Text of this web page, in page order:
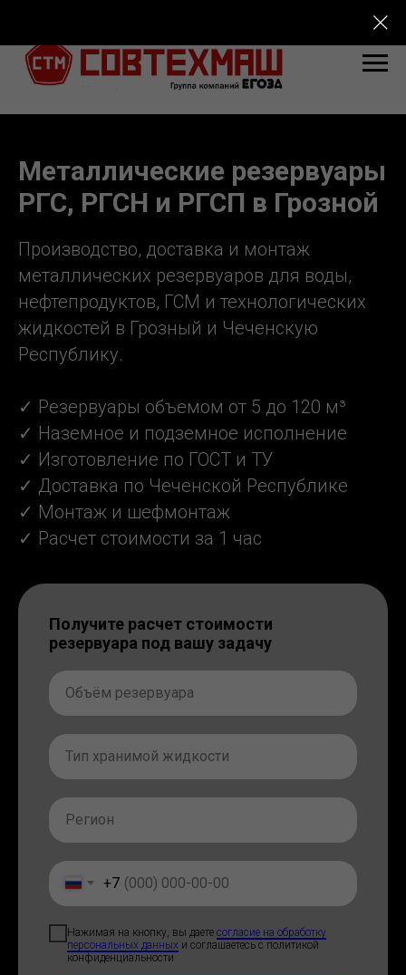
Металлические резервуары
РГС, РГСН и РГСП в Грозной
Производство, доставка и монтаж
металлических резервуаров для воды,
нефтепродуктов, ГСМ и технологических
жидкостей в Грозный и Чеченскую
Республику.
✓ Резервуары объемом от 5 до 120 м³
✓ Наземное и подземное исполнение
✓ Изготовление по ГОСТ и ТУ
✓ Доставка по Чеченской Республике
✓ Монтаж и шефмонтаж
✓ Расчет стоимости за 1 час
Получите расчет стоимости
резервуара под вашу задачу
+7
Нажимая на кнопку, вы даете согласие на обработку
персональных данных и соглашаетесь c политикой
конфиденциальности